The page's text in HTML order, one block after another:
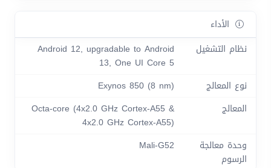
الأداء
نظام التشغيل
Android 12, upgradable to Android
13, One UI Core 5
نوع المعالج
Exynos 850 (8 nm)
المعالج
Octa-core (4x2.0 GHz Cortex-A55 &
4x2.0 GHz Cortex-A55)
وحدة معالجة
الرسوم
Mali-G52